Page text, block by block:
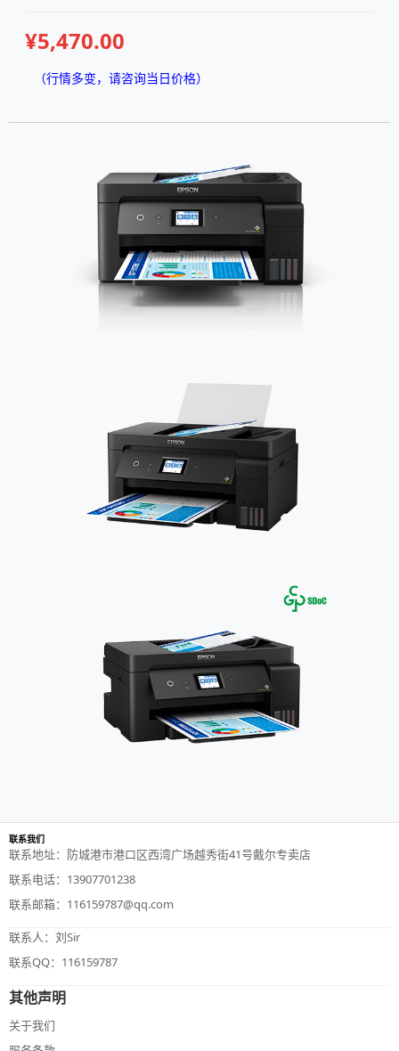
¥5,470.00
（行情多变，请咨询当日价格）
联系我们
联系地址：防城港市港口区西湾广场越秀街41号戴尔专卖店
联系电话：13907701238
联系邮箱：116159787@qq.com
联系人：刘Sir
联系QQ：116159787
其他声明
关于我们